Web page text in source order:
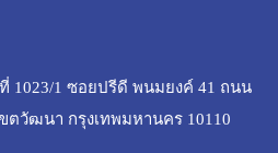
1023/1 ซอยปรีดี พนมยงค์ 41 ถนน
ตวัฒนา กรุงเทพมหานคร 10110